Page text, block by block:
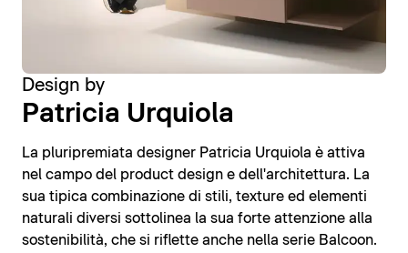
Design by
Patricia Urquiola
La pluripremiata designer Patricia Urquiola è attiva
nel campo del product design e dell'architettura. La
sua tipica combinazione di stili, texture ed elementi
naturali diversi sottolinea la sua forte attenzione alla
sostenibilità, che si riflette anche nella serie Balcoon.